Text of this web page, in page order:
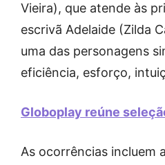
Vieira), que atende às
escrivã Adelaide (Zilda
uma das personagens
eficiência, esforço,
Globoplay reúne
As ocorrências incluem